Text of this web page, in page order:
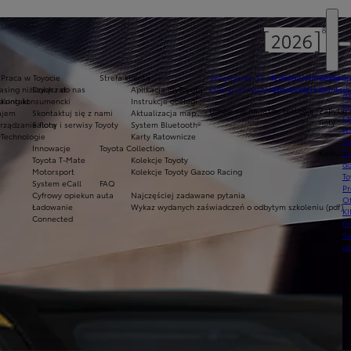
Świętujemy 35 lat Toyoty w Polsce
Odkryj 35 wyjątkowych ofert
Umów się na jazdę testową
Praca w Toyocie
Dołącz do nas
Kontakt
Skontaktuj się z nami
Salony i serwisy Toyoty
Technologie
Innowacje
Toyota T-Mate
Motorsport
System eCall
Cyfrowy opiekun auta
Ładowanie
Connected
Toyota Central
Skontaktuj się z
niższych rat
konsumencki
flotą
Komfort
Zapytaj
floty
Strefa klienta
Aplikacja MyToyota
Instrukcje obsługi
Aktualizacja map
System Bluetooth®
Karty Ratownicze
Toyota Collection
Kolekcje Toyoty
Kolekcje Toyoty Gazoo Racing
FAQ
Najczęściej zadawane pytania
Wykaz wydanych zaświadczeń o odbytym szkoleniu (pdf)